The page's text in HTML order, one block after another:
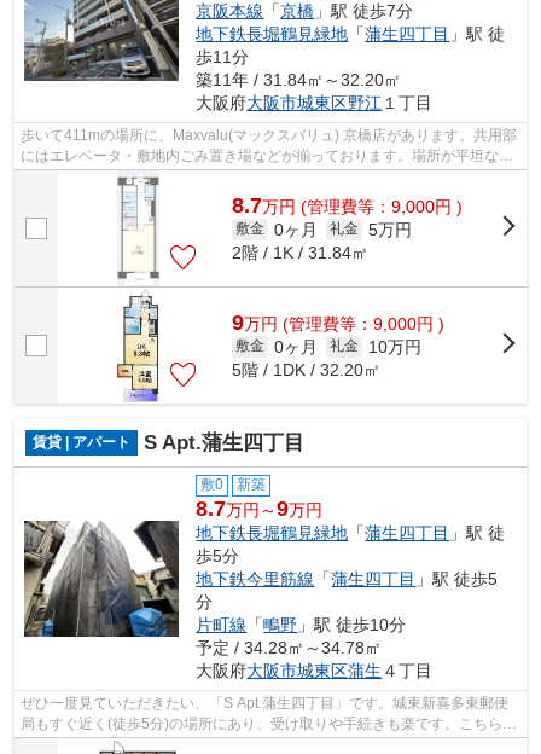
京阪本線 「京橋 」駅 徒歩7分
地下鉄長堀鶴見緑地 「蒲生四丁目 」駅 徒
歩11分
築11年 / 31.84㎡～32.20㎡
大阪府大阪市城東区野江 １丁目
歩いて411mの場所に、Maxvalu(マックスバリュ) 京橋店があります。共用部
にはエレベータ・敷地内ごみ置き場などが揃っております。場所が平坦なの
は、ランニングをする上で抑えたいポ...
8.7万円 (管理費等：9,000円 )
敷金 0ヶ月 礼金 5万円
2階 / 1K / 31.84㎡
9万円 (管理費等：9,000円 )
敷金 0ヶ月 礼金
10万円
5階 / 1DK / 32.20㎡
賃貸 | アパート S Apt.蒲生四丁目
敷0 新築
8.7万円～9万円
地下鉄長堀鶴見緑地 「蒲生四丁目 」駅 徒
歩5分
地下鉄今里筋線 「蒲生四丁目 」駅 徒歩5
分
片町線 「鴫野 」駅 徒歩10分
予定 / 34.28㎡～34.78㎡
大阪府大阪市城東区蒲生 ４丁目
ぜひ一度見ていただきたい、「S Apt.蒲生四丁目」です。城東新喜多東郵便
局もすぐ近く(徒歩5分)の場所にあり、受け取りや手続きも楽です。こちらの
物件はアパートです。敷地内にゴミ置...